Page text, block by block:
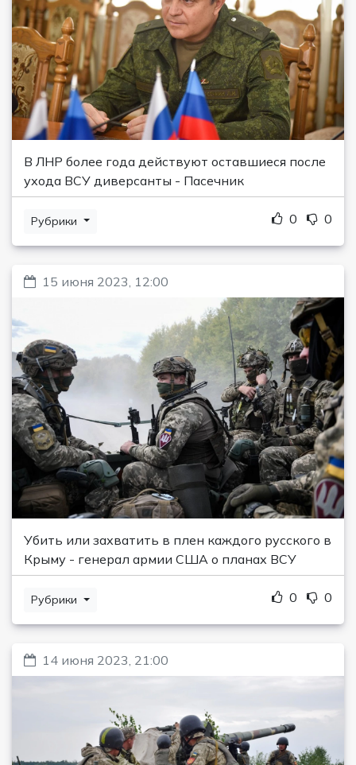
В ЛНР более года действуют оставшиеся после
ухода ВСУ диверсанты - Пасечник
Рубрики 0 0
15 июня 2023, 12:00
Убить или захватить в плен каждого русского в
Крыму - генерал армии США о планах ВСУ
Рубрики 0 0
14 июня 2023, 21:00